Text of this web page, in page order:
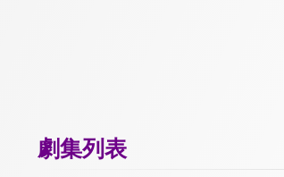
劇集列表